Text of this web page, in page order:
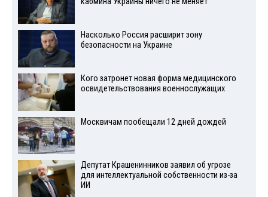
Насколько Россия расширит зону
безопасности на Украине
Кого затронет новая форма медицинского
освидетельствования военнослужащих
Москвичам пообещали 12 дней дождей
Депутат Крашенинников заявил об угрозе
для интеллектуальной собственности из-за
ИИ